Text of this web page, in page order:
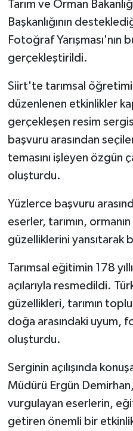
Tarım ve Orman
Başkanlığının
Fotoğraf Yarışması'nın
gerçekleştirildi.
Siirt'te tarımsal
düzenlenen etkinlikler
gerçekleşen resim
başvuru arasından
temasını işleyen özgün
oluşturdu.
Yüzlerce başvuru
eserler, tarımın,
güzelliklerini yansıtarak
Tarımsal eğitimin 178
açılarıyla resmedildi.
güzellikleri, tarımın
doğa arasındaki uyum,
oluşturdu.
Serginin açılışında
Müdürü Ergün
vurgulayan eserlerin,
getiren önemli bir